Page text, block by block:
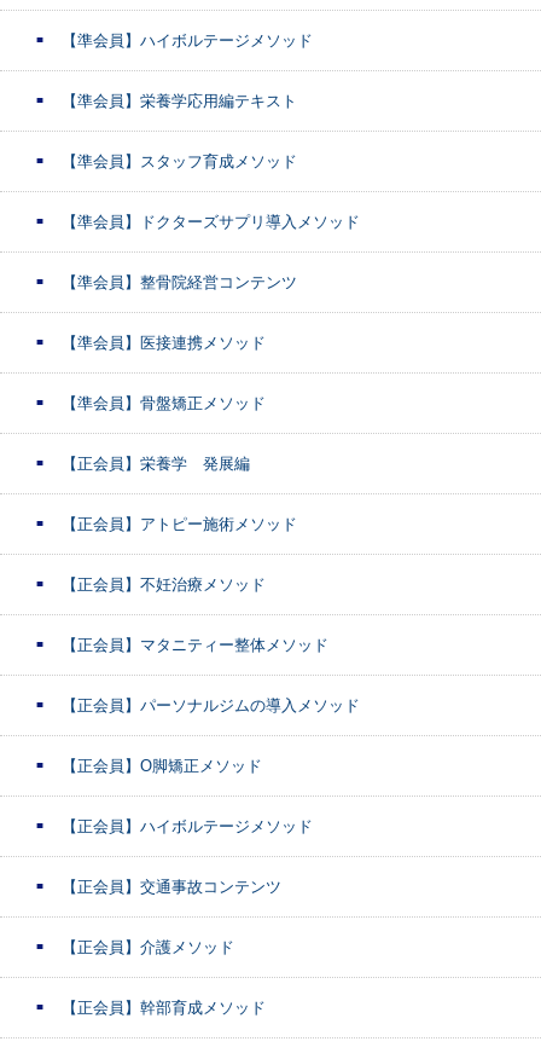
【準会員】ハイボルテージメソッド
【準会員】栄養学応用編テキスト
【準会員】スタッフ育成メソッド
【準会員】ドクターズサプリ導入メソッド
【準会員】整骨院経営コンテンツ
【準会員】医接連携メソッド
【準会員】骨盤矯正メソッド
【正会員】栄養学 発展編
【正会員】アトピー施術メソッド
【正会員】不妊治療メソッド
【正会員】マタニティー整体メソッド
【正会員】パーソナルジムの導入メソッド
【正会員】O脚矯正メソッド
【正会員】ハイボルテージメソッド
【正会員】交通事故コンテンツ
【正会員】介護メソッド
【正会員】幹部育成メソッド